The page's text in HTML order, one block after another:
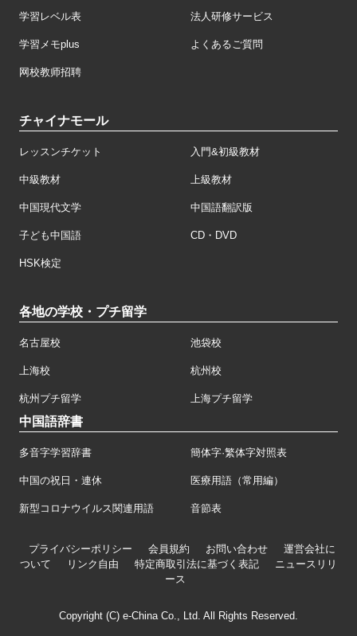
学習レベル表 法人研修サービス
学習メモplus よくあるご質問
网校教师招聘
チャイナモール
レッスンチケット 入門&初級教材
中級教材 上級教材
中国現代文学 中国語翻訳版
子ども中国語 CD・DVD
HSK検定
各地の学校・プチ留学
名古屋校 池袋校
上海校 杭州校
杭州プチ留学 上海プチ留学
中国語辞書
多音字学習辞書 簡体字·繁体字対照表
中国の祝日・連休 医療用語（常用編）
新型コロナウイルス関連用語 音節表
プライバシーポリシー 会員規約 お問い合わせ
運営会社に
ついて
リンク自由 特定商取引法に基づく表記
ニュースリリ
ース
Copyright (C) e-China Co., Ltd. All Rights Reserved.